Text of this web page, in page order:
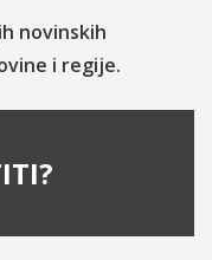
novinskih
i regije.